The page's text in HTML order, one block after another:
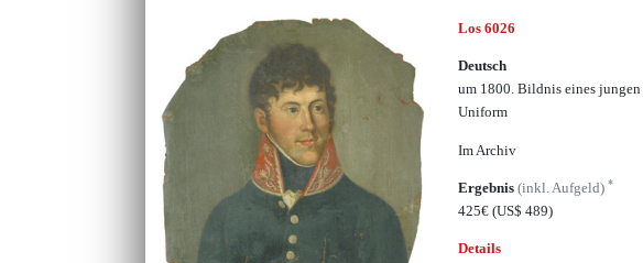
Los 6026
Deutsch
um 1800. Bildnis eines
Uniform
Im Archiv
Ergebnis(inkl. Aufgeld)*
425€(US$ 489)
Details